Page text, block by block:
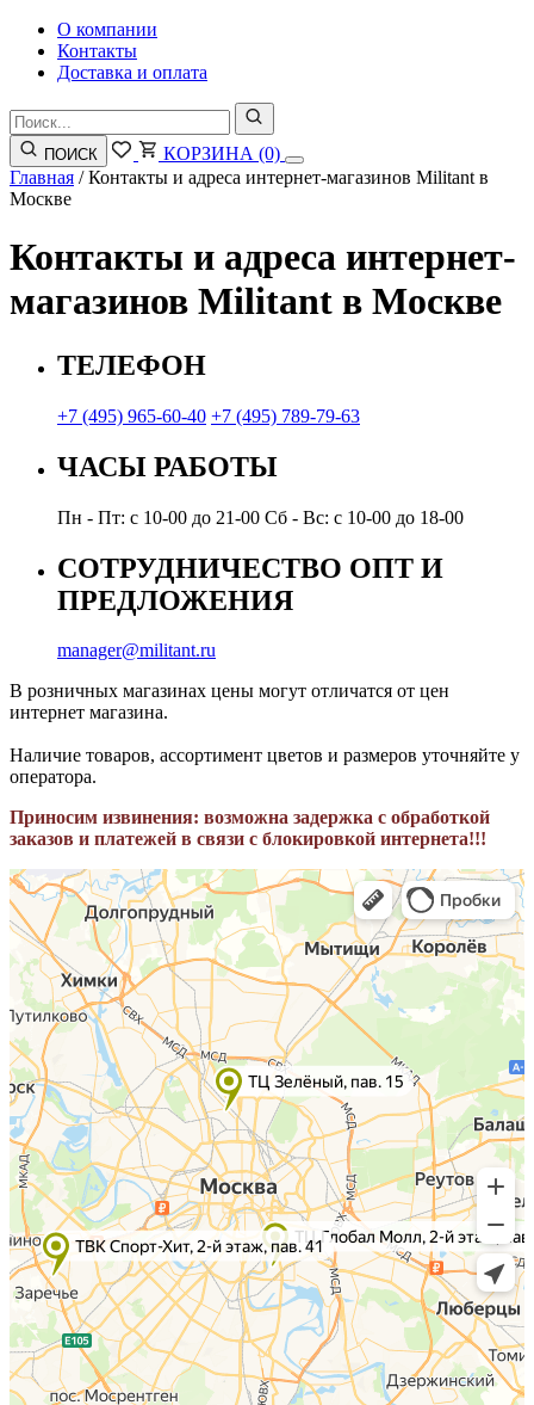
О компании
Контакты
Доставка и оплата
ПОИСК КОРЗИНА (0)
Главная /Контакты и адреса интернет-магазинов Militant в
Москве
Контакты и адреса интернет-
магазинов Militant в Москве
ТЕЛЕФОН
+7 (495) 965-60-40 +7 (495) 789-79-63
ЧАСЫ РАБОТЫ
Пн - Пт: с 10-00 до 21-00 Сб - Вс: с 10-00 до 18-00
СОТРУДНИЧЕСТВО ОПТ И
ПРЕДЛОЖЕНИЯ
manager@militant.ru
В розничных магазинах цены могут отличатся от цен
интернет магазина.
Наличие товаров, ассортимент цветов и размеров уточняйте у
оператора.
Приносим извинения: возможна задержка с обработкой
заказов и платежей в связи с блокировкой интернета!!!